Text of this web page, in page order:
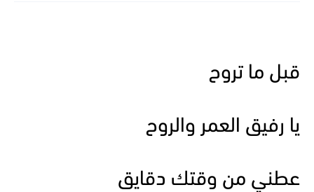
قبل ما تروح
يا رفيق العمر والروح
عطني من وقتك دقايق